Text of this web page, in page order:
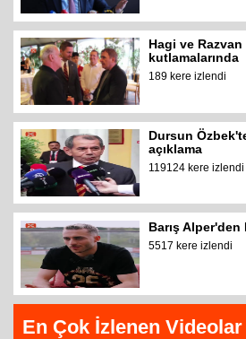
Hagi ve
kutlamalarında
189 kere izlendi
Dursun
açıklama
119124 kere izlendi
Barış
5517 kere izlendi
En Çok İzlenen Videolar